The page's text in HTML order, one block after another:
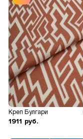
Креп Булгари
1911 руб.